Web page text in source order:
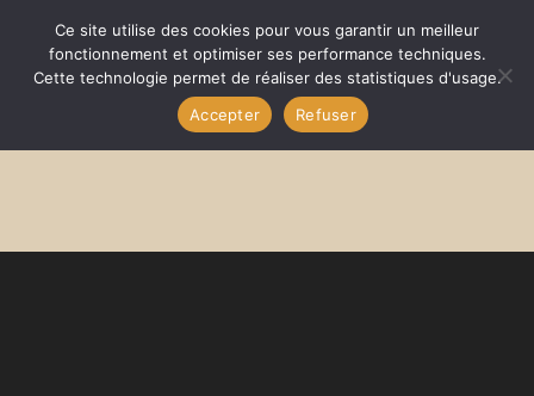
content
Ce site utilise des cookies pour vous garantir un meilleur
fonctionnement et optimiser ses performance techniques.
Cette technologie permet de réaliser des statistiques d'usage.
Accepter
Refuser